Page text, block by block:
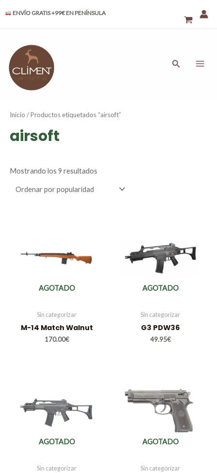
ENVÍO GRATIS +99€ EN PENÍNSULA
Buscar
Inicio / Productos etiquetados “airsoft”
airsoft
Mostrando los 9 resultados
por
popularidad
AGOTADO
Sin categorizar
M-14 Match Walnut
170.00€
AGOTADO
Sin categorizar
G3 PDW36
49.95€
AGOTADO
Sin categorizar
AGOTADO
Sin categorizar